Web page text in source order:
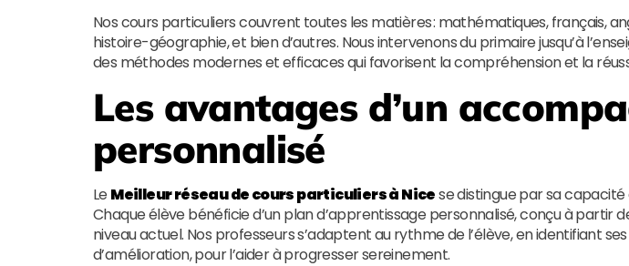
Nos cours particuliers couvrent toutes les matières : mathématiques, français,
histoire-géographie, et bien d’autres. Nous intervenons du primaire jusqu’à
des méthodes modernes et efficaces qui favorisent la compréhension et la
Les avantages d’un
personnalisé
Le Meilleur réseau de cours particuliers à Nicese distingue par sa capacité
Chaque élève bénéficie d’un plan d’apprentissage personnalisé, conçu à partir
niveau actuel. Nos professeurs s’adaptent au rythme de l’élève, en identifiant
d’amélioration, pour l’aider à progresser sereinement.